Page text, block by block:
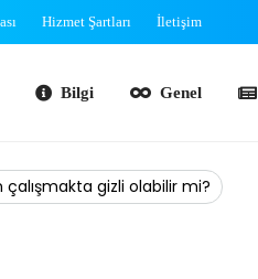
Hizmet Şartları İletişim
Bilgi Genel Haberler
gizli olabilir mi?